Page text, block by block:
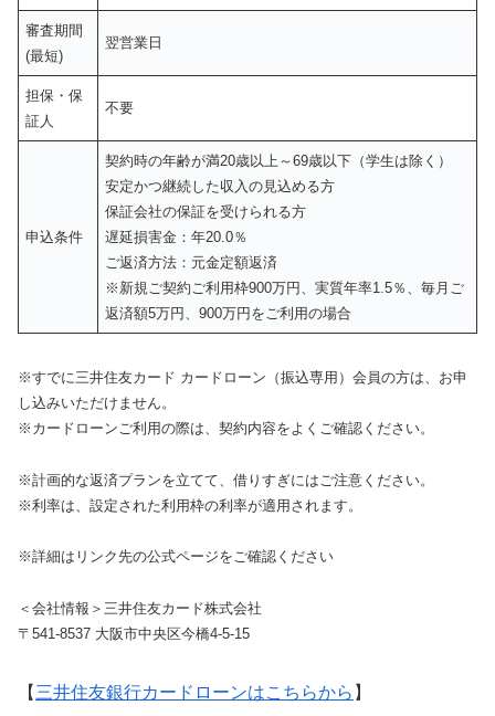
審査期間
(最短)
翌営業日
担保・保
証人
不要
申込条件
契約時の年齢が満20歳以上～69歳以下（学生は除く）
安定かつ継続した収入の見込める方
保証会社の保証を受けられる方
遅延損害金：年20.0％
ご返済方法：元金定額返済
※新規ご契約ご利用枠900万円、実質年率1.5％、毎月ご
返済額5万円、900万円をご利用の場合
※すでに三井住友カード カードローン（振込専用）会員の方は、お申
し込みいただけません。
※カードローンご利用の際は、契約内容をよくご確認ください。
※計画的な返済プランを立てて、借りすぎにはご注意ください。
※利率は、設定された利用枠の利率が適用されます。
※詳細はリンク先の公式ページをご確認ください
＜会社情報＞三井住友カード株式会社
〒541-8537 大阪市中央区今橋4-5-15
【 三井住友銀行カードローンはこちらから 】